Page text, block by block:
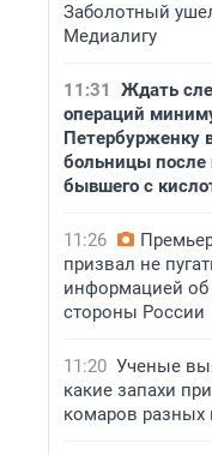
Заболотный
Медиалигу
11:31
Ждать
операций
Петербурженку
больницы после
бывшего с
11:26
призвал не
информацией об
стороны России
11:20 Ученые
какие запахи
комаров разных